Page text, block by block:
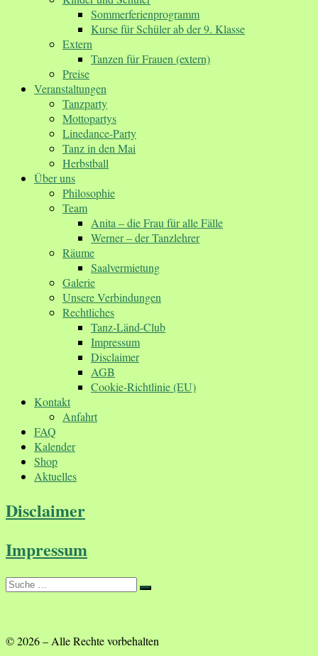
Sommerferienprogramm
Kurse für Schüler ab der 9. Klasse
Extern
Tanzen für Frauen (extern)
Preise
Veranstaltungen
Tanzparty
Mottopartys
Linedance-Party
Tanz in den Mai
Herbstball
Über uns
Philosophie
Team
Anita – die Frau für alle Fälle
Werner – der Tanzlehrer
Räume
Saalvermietung
Galerie
Unsere Verbindungen
Rechtliches
Tanz-Länd-Club
Impressum
Disclaimer
AGB
Cookie-Richtlinie (EU)
Kontakt
Anfahrt
FAQ
Kalender
Shop
Aktuelles
Disclaimer
Impressum
Suche
Suche
© 2026– Alle Rechte vorbehalten